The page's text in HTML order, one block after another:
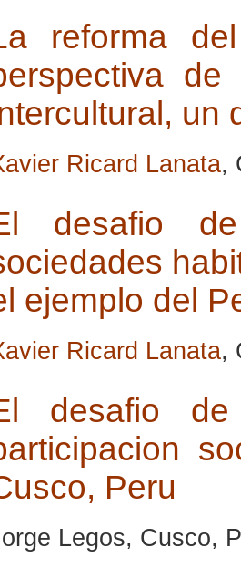
reforma
un
Ricard Lanata,
desafio
ejemplo del
Ricard Lanata,
desafio
Peru
Legos, Cusco,